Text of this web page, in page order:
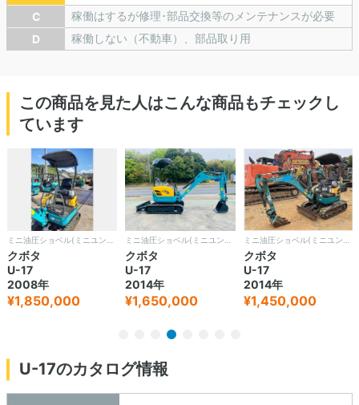
C
稼働はするが修理･部品交換等のメンテナンスが必要
D
稼働しない（不動車）、部品取り用
この商品を見た人はこんな商品もチェックし
ています
クボタ
U-17
2008年
¥1,850,000
クボタ
U-17
2014年
¥1,650,000
クボタ
U-17
2014年
¥1,450,000
U-17のカタログ情報